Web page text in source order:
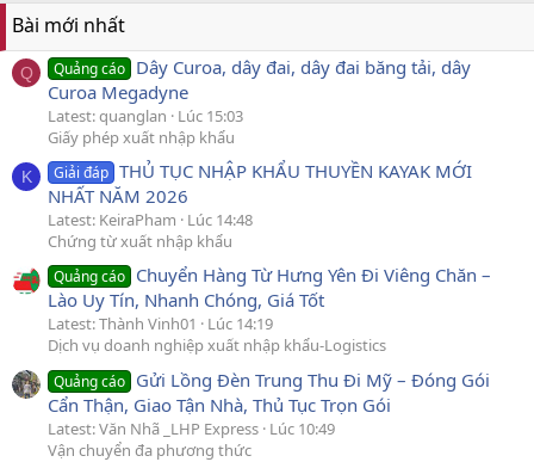
Bài mới nhất
Q Quảng cáo Dây Curoa, dây đai, dây đai băng tải, dây
Curoa Megadyne
Latest: quanglan
Lúc 15:03
Giấy phép xuất nhập khẩu
K Giải đáp THỦ TỤC NHẬP KHẨU THUYỀN KAYAK MỚI
NHẤT NĂM 2026
Latest: KeiraPham
Lúc 14:48
Chứng từ xuất nhập khẩu
Quảng cáo Chuyển Hàng Từ Hưng Yên Đi Viêng Chăn –
Lào Uy Tín, Nhanh Chóng, Giá Tốt
Latest: Thành Vinh01
Lúc 14:19
Dịch vụ doanh nghiệp xuất nhập khẩu-Logistics
Quảng cáo Gửi Lồng Đèn Trung Thu Đi Mỹ – Đóng Gói
Cẩn Thận, Giao Tận Nhà, Thủ Tục Trọn Gói
Latest: Văn Nhã _LHP Express Lúc 10:49
Vận chuyển đa phương thức